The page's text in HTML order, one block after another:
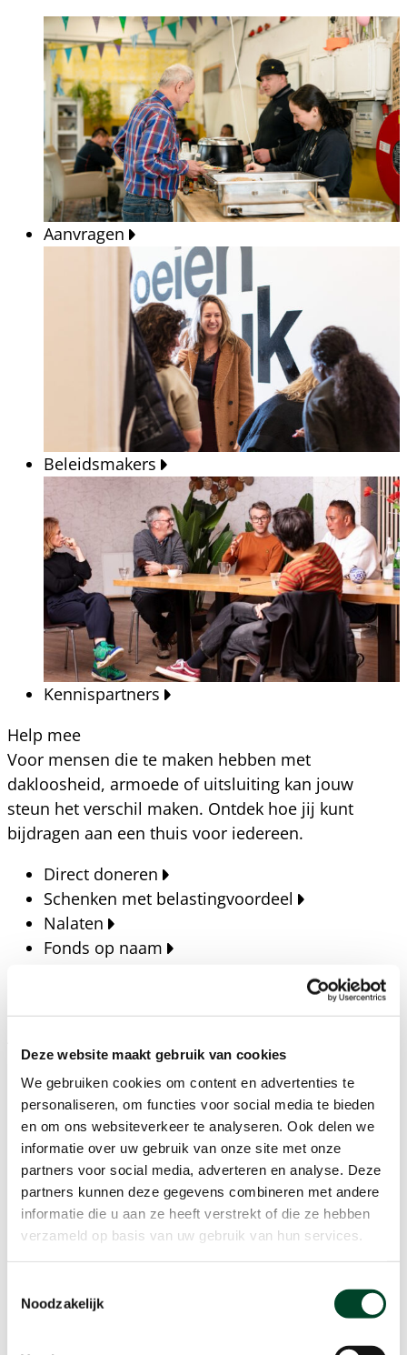
Deze website maakt gebruik van cookies
We gebruiken cookies om content en advertenties te
personaliseren, om functies voor social media te bieden
en om ons websiteverkeer te analyseren. Ook delen we
informatie over uw gebruik van onze site met onze
partners voor social media, adverteren en analyse. Deze
partners kunnen deze gegevens combineren met andere
informatie die u aan ze heeft verstrekt of die ze hebben
verzameld op basis van uw gebruik van hun services.
Noodzakelijk
Aanvragen
Beleidsmakers
Kennispartners
Help mee
Voor mensen die te maken hebben met
dakloosheid, armoede of uitsluiting kan jouw
steun het verschil maken. Ontdek hoe jij kunt
bijdragen aan een thuis voor iedereen.
Direct doneren
Schenken met belastingvoordeel
Nalaten
Fonds op naam
Blijf op de hoogte van het laatste nieuws, verhalen,
publicaties en ontwikkelingen rondom Kansfonds
en onze missie.
Nieuwsberichten
Nieuws
Verhalen
Beeldbanken
Foto's bestaanszekerheid
Agenda